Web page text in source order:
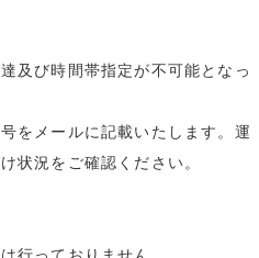
及び時間帯指定が不可能となっ
をメールに記載いたします。運
状況をご確認ください。
行っておりません。